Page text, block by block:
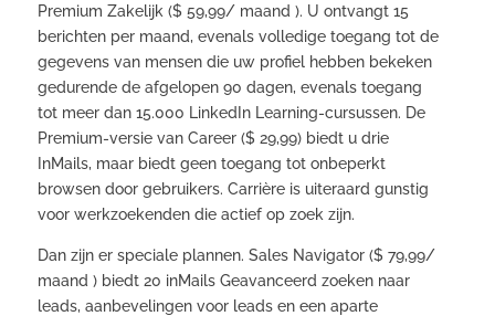
Premium Zakelijk ($ 59,99/ maand ). U ontvangt 15
berichten per maand, evenals volledige toegang tot de
gegevens van mensen die uw profiel hebben bekeken
gedurende de afgelopen 90 dagen, evenals toegang
tot meer dan 15.000 LinkedIn Learning-cursussen. De
Premium-versie van Career ($ 29,99) biedt u drie
InMails, maar biedt geen toegang tot onbeperkt
browsen door gebruikers. Carrière is uiteraard gunstig
voor werkzoekenden die actief op zoek zijn.
Dan zijn er speciale plannen. Sales Navigator ($ 79,99/
maand ) biedt 20 inMails Geavanceerd zoeken naar
leads, aanbevelingen voor leads en een aparte